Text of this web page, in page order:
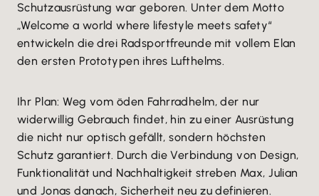
Schutzausrüstung war geboren. Unter dem Motto
„Welcome a world where lifestyle meets safety“
entwickeln die drei Radsportfreunde mit vollem Elan
den ersten Prototypen ihres Lufthelms.
Ihr Plan: Weg vom öden Fahrradhelm, der nur
widerwillig Gebrauch findet, hin zu einer Ausrüstung
die nicht nur optisch gefällt, sondern höchsten
Schutz garantiert. Durch die Verbindung von Design,
Funktionalität und Nachhaltigkeit streben Max, Julian
und Jonas danach, Sicherheit neu zu definieren.